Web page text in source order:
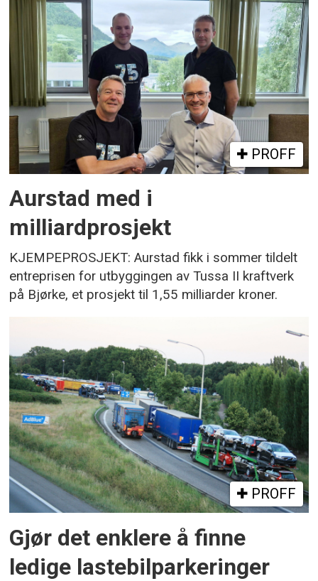
PROFF
Aurstad med i
milliardprosjekt
KJEMPEPROSJEKT: Aurstad fikk i sommer tildelt
entreprisen for utbyggingen av Tussa II kraftverk
på Bjørke, et prosjekt til 1,55 milliarder kroner.
PROFF
Gjør det enklere å finne
ledige lastebilparkeringer